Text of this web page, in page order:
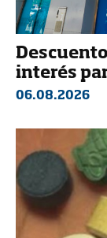
interés
06.08.2026